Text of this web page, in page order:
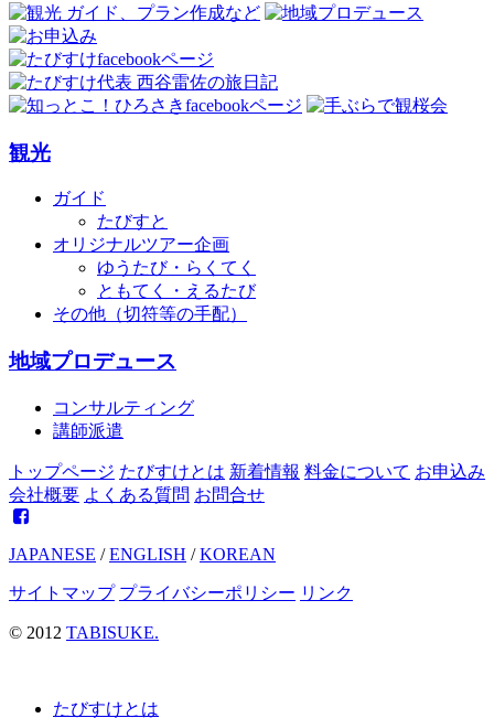
ナ
ビ
ゲ
シ
観光
ガイド
たびすと
オリジナルツアー企画
ゆうたび・らくてく
ともてく・えるたび
その他（切符等の手配）
地域プロデュース
コンサルティング
講師派遣
トップページ たびすけとは 新着情報 料金について お申込み
会社概要 よくある質問 お問合せ
JAPANESE /ENGLISH /KOREAN
サイトマップ プライバシーポリシー リンク
© 2012 TABISUKE.
たびすけとは